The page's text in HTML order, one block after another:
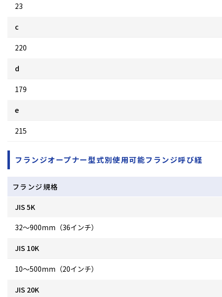
23
c
220
d
179
e
215
フランジオープナー型式別使用可能フランジ呼び経
フランジ規格
JIS 5K
32～900mm（36インチ）
JIS 10K
10～500mm（20インチ）
JIS 20K